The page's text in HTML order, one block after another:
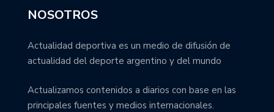
NOSOTROS
Actualidad deportiva es un medio de difusión de
actualidad del deporte argentino y del mundo
Actualizamos contenidos a diarios con base en las
principales fuentes y medios internacionales.